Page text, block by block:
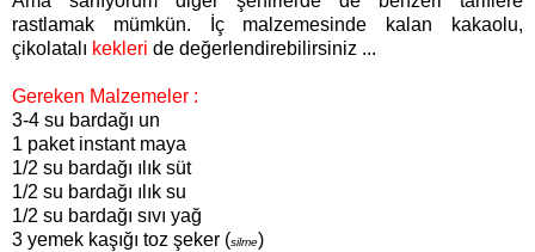
rastlamak mümkün. İç malzemesinde kalan kakaolu,
çikolatalı kekleri de değerlendirebilirsiniz ...
Gereken Malzemeler :
3-4 su bardağı un
1 paket instant maya
1/2 su bardağı ılık süt
1/2 su bardağı ılık su
1/2 su bardağı sıvı yağ
3 yemek kaşığı toz şeker (silme)